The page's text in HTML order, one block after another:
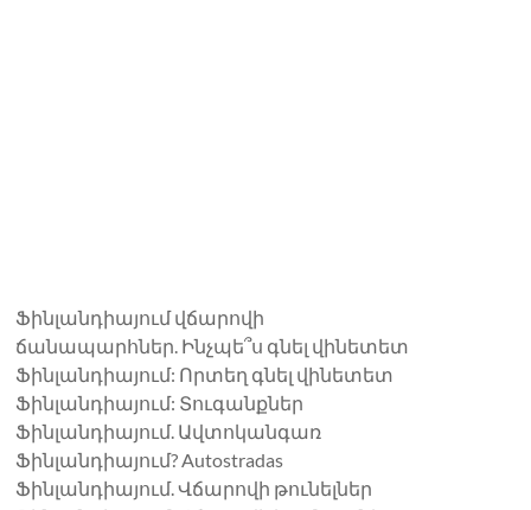
Ֆինլանդիայում վճարովի
ճանապարհներ. Ինչպե՞ս գնել վինետետ
Ֆինլանդիայում: Որտեղ գնել վինետետ
Ֆինլանդիայում: Տուգանքներ
Ֆինլանդիայում. Ավտոկանգառ
Ֆինլանդիայում? Autostradas
Ֆինլանդիայում. Վճարովի թունելներ